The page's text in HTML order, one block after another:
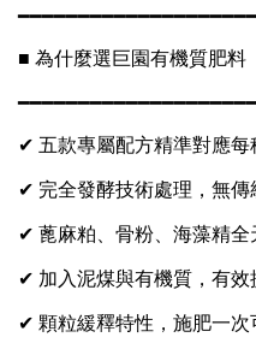
■ 為什麼選巨園有機質肥料
✔ 五款專屬配方精準對應
✔ 完全發酵技術處理，無
✔ 蓖麻粕、骨粉、海藻精
✔ 加入泥煤與有機質，有
✔ 顆粒緩釋特性，施肥一